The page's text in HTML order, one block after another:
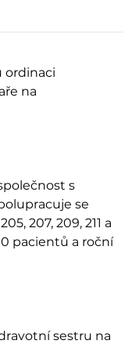
ordinaci
na
s
se
207, 209, 211 a
pacientů a roční
sestru na